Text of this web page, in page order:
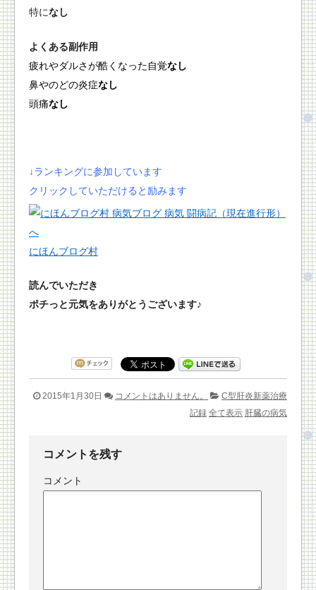
特になし
よくある副作用
疲れやダルさが酷くなった自覚なし
鼻やのどの炎症なし
頭痛なし
↓ランキングに参加しています
クリックしていただけると励みます
にほんブログ村
読んでいただき
ポチっと元気をありがとうございます♪
2015年1月30日 コメントはありません。
C型肝炎新薬治療
記録 全て表示 肝臓の病気
コメントを残す
コメント